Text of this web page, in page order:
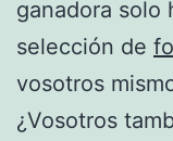
ganadora solo
selección de
vosotros
¿Vosotros